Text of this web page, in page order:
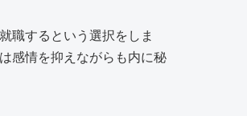
職するという選択をしま
感情を抑えながらも内に秘